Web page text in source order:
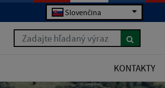
Slovenčina
Zadajte hľadaný výraz
KONTAKTY